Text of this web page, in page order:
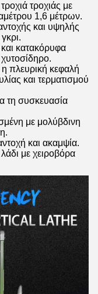
τροχιάς με
1,6 μέτρων.
και υψηλής
κατακόρυφα
πλευρική κεφαλή
και τερματισμού
τη συσκευασία
με μολύβδινη
και ακαμψία.
με χειροβόρα